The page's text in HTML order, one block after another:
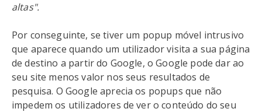
altas".
Por conseguinte, se tiver um popup móvel intrusivo
que aparece quando um utilizador visita a sua página
de destino a partir do Google, o Google pode dar ao
seu site menos valor nos seus resultados de
pesquisa. O Google aprecia os popups que não
impedem os utilizadores de ver o conteúdo do seu